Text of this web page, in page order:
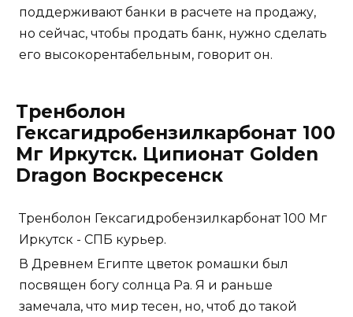
поддерживают банки в расчете на продажу,
но сейчас, чтобы продать банк, нужно сделать
его высокорентабельным, говорит он.
Тренболон
Гексагидробензилкарбонат 100
Мг Иркутск. Ципионат Golden
Dragon Воскресенск
Тренболон Гексагидробензилкарбонат 100 Мг
Иркутск - СПБ курьер.
В Древнем Египте цветок ромашки был
посвящен богу солнца Ра. Я и раньше
замечала, что мир тесен, но, чтоб до такой